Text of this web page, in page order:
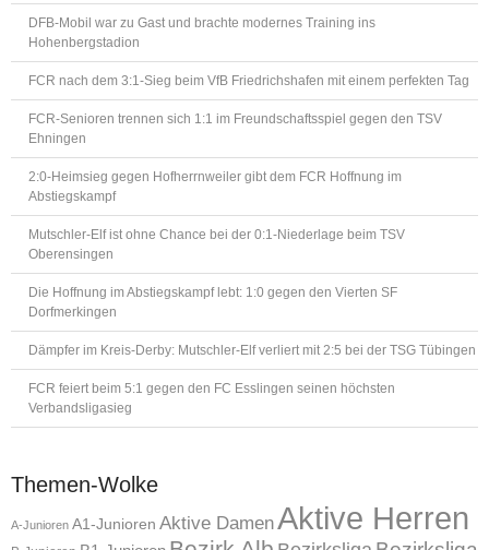
DFB-Mobil war zu Gast und brachte modernes Training ins
Hohenbergstadion
FCR nach dem 3:1-Sieg beim VfB Friedrichshafen mit einem perfekten Tag
FCR-Senioren trennen sich 1:1 im Freundschaftsspiel gegen den TSV
Ehningen
2:0-Heimsieg gegen Hofherrnweiler gibt dem FCR Hoffnung im
Abstiegskampf
Mutschler-Elf ist ohne Chance bei der 0:1-Niederlage beim TSV
Oberensingen
Die Hoffnung im Abstiegskampf lebt: 1:0 gegen den Vierten SF
Dorfmerkingen
Dämpfer im Kreis-Derby: Mutschler-Elf verliert mit 2:5 bei der TSG Tübingen
FCR feiert beim 5:1 gegen den FC Esslingen seinen höchsten
Verbandsligasieg
Themen-Wolke
A-Junioren A1-Junioren Aktive DamenAktive Herren